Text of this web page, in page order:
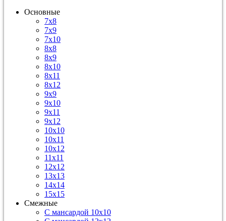
Основные
7х8
7х9
7х10
8х8
8х9
8х10
8х11
8х12
9х9
9х10
9х11
9х12
10х10
10х11
10х12
11х11
12х12
13х13
14х14
15х15
Смежные
С мансардой 10х10